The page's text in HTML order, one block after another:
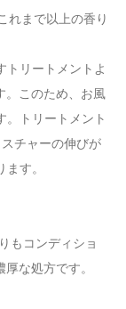
れまで以上の香り
トリートメントよ
。このため、お風
。トリートメント
チャーの伸びが
す。
もコンディショ
な処方です。